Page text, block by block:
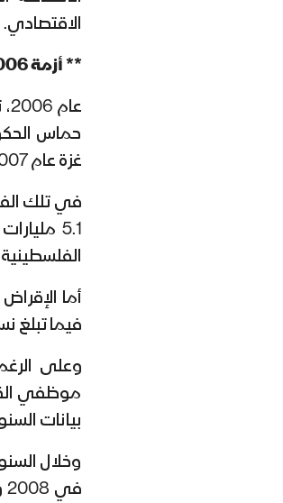
الاقتصادي.
** أزمة 2006
حماس
غزة عام 2007.
فيما تبلغ نسبة التعثر
وعلى
موظفي
بيانات
وخلال